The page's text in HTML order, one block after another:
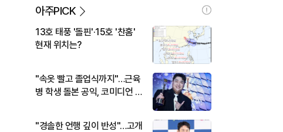
아주PICK
13호 태풍 '돌핀'·15호 '찬홈'
현재 위치는?
"속옷 빨고 졸업식까지"…근육
병 학생 돌본 공익, 코미디언 김
"경솔한 언행 깊이 반성"…고개